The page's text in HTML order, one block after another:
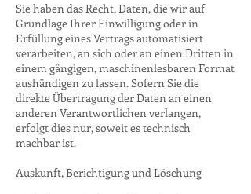
Sie haben das Recht, Daten, die wir auf
Grundlage Ihrer Einwilligung oder in
Erfüllung eines Vertrags automatisiert
verarbeiten, an sich oder an einen Dritten in
einem gängigen, maschinenlesbaren Format
aushändigen zu lassen. Sofern Sie die
direkte Übertragung der Daten an einen
anderen Verantwortlichen verlangen,
erfolgt dies nur, soweit es technisch
machbar ist.
Auskunft, Berichtigung und Löschung